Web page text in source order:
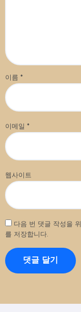
이름 *
이메일 *
웹사이트
다음 번 댓글 작성을
를 저장합니다.